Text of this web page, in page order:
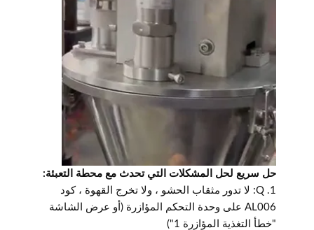
حل سريع لحل المشكلات التي تحدث مع محطة التعبئة:
1. Q: لا تدور مثقاب الحشو ، ولا تخرج القهوة ، كود
AL006 على وحدة التحكم المؤازرة (أو عرض الشاشة
"خطأ التغذية المؤازرة 1")